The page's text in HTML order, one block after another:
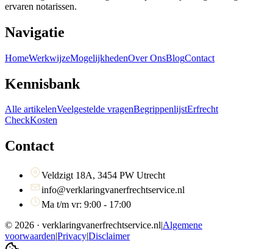
ervaren notarissen.
Navigatie
HomeWerkwijzeMogelijkhedenOver OnsBlogContact
Kennisbank
Alle artikelenVeelgestelde vragenBegrippenlijstErfrecht
CheckKosten
Contact
Veldzigt 18A, 3454 PW Utrecht
info@verklaringvanerfrechtservice.nl
Ma t/m vr: 9:00 - 17:00
© 2026 · verklaringvanerfrechtservice.nl|Algemene
voorwaarden|Privacy|Disclaimer